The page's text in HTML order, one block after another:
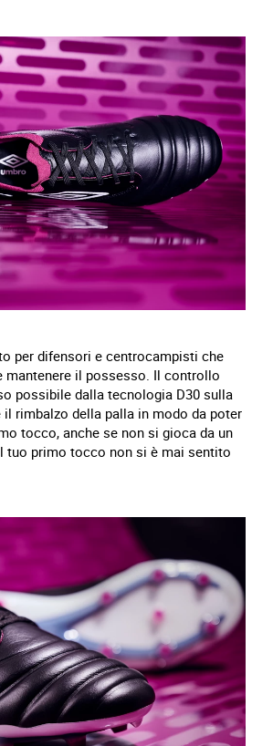
per difensori e centrocampisti che
mantenere il possesso. Il controllo
possibile dalla tecnologia D30 sulla
rimbalzo della palla in modo da poter
tocco, anche se non si gioca da un
tuo primo tocco non si è mai sentito